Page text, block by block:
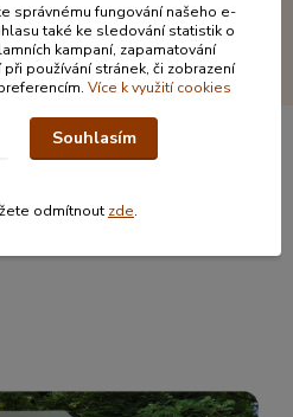
správnému fungování našeho e-
také ke sledování statistik o
kampaní, zapamatování
používání stránek, či zobrazení
Více k využití cookies
Souhlasím
odmítnout zde.